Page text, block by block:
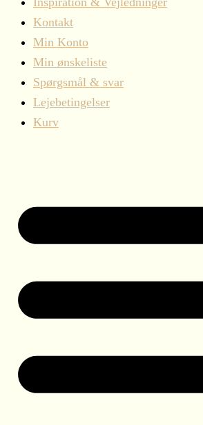
Kontakt
Min Konto
Min ønskeliste
Spørgsmål & svar
Lejebetingelser
Kurv